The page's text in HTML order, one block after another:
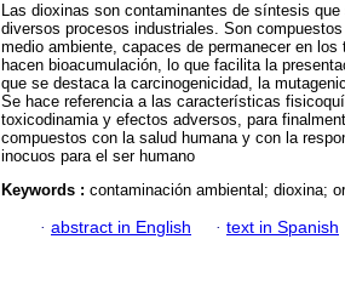
Las dioxinas son contaminantes de síntesis
diversos procesos industriales. Son
medio ambiente, capaces de permanecer en
hacen bioacumulación, lo que facilita la
que se destaca la carcinogenicidad, la
Se hace referencia a las características
toxicodinamia y efectos adversos, para
compuestos con la salud humana y con la
inocuos para el ser humano
Keywords : contaminación ambiental; dioxina;
· abstract in English · text in Spanish